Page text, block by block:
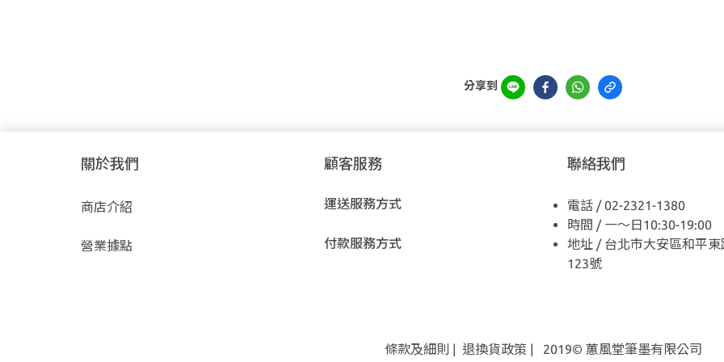
分享到
關於我們
商店介紹
營業據點
顧客服務
運送服務方式
付款服務方式
聯絡我們
電話 / 02-2321-1380
時間 / 一～日10:30-19:00
地址 / 台北市大安區和平東
123號
條款及細則 | 退換貨政策 | 2019© 蕙風堂筆墨有限公司